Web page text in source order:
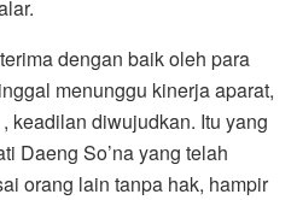
dengan baik oleh para
menunggu kinerja aparat,
keadilan diwujudkan. Itu yang
Daeng So’na yang telah
orang lain tanpa hak, hampir